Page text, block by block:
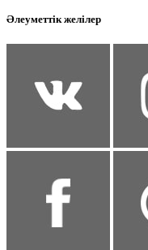
Әлеуметтік желілер